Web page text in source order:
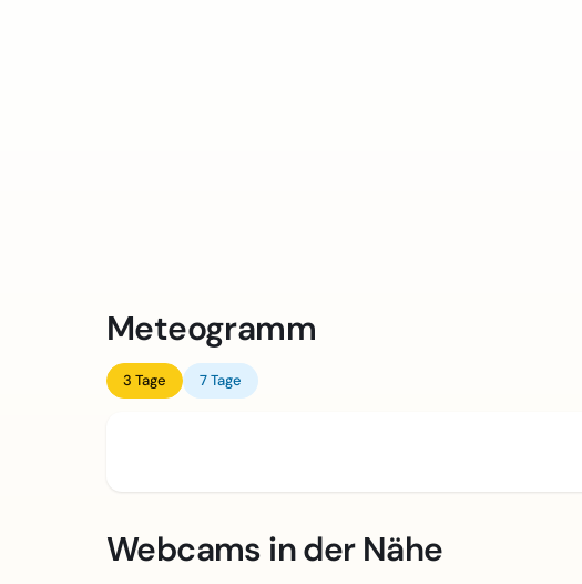
Meteogramm
3 Tage 7 Tage
Webcams in der Nähe